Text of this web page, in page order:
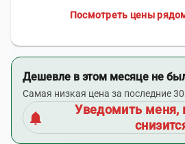
Посмотреть цены
Дешевле в этом месяце не
Самая низкая цена за последние
notifications
Уведомить меня,